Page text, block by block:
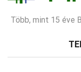
Több, mint 15 éve